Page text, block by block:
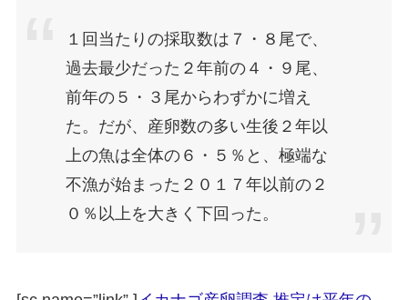
１回当たりの採取数は７・８尾で、
過去最少だった２年前の４・９尾、
前年の５・３尾からわずかに増え
た。だが、産卵数の多い生後２年以
上の魚は全体の６・５％と、極端な
不漁が始まった２０１７年以前の２
０％以上を大きく下回った。